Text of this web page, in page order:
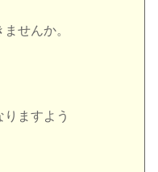
せんか。
ますよう